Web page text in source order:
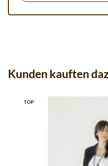
Kunden kauften
TOP